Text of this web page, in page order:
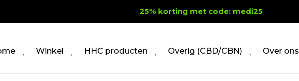
25% korting met code: medi25
Winkel HHC producten Overig (CBD/CBN) Over ons